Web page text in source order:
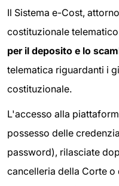
Il Sistema e-Cost,
costituzionale
per il deposito e lo
telematica riguardanti i
costituzionale.
L'accesso alla
possesso delle
password), rilasciate
cancelleria della Corte o